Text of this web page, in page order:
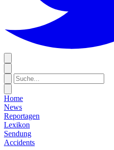
Home
News
Reportagen
Lexikon
Sendung
Accidents